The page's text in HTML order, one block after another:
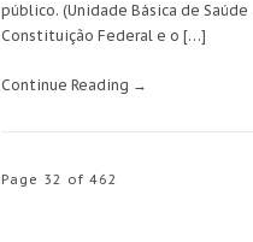
público. (Unidade Básica de Saúde
Constituição Federal e o […]
Continue Reading →
Page 32 of 462